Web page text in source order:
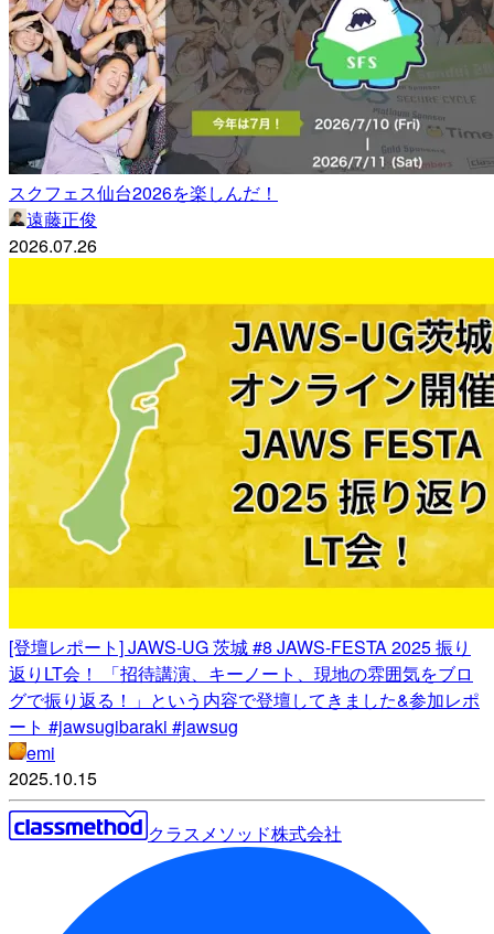
スクフェス仙台2026を楽しんだ！
遠藤正俊
2026.07.26
[登壇レポート] JAWS-UG 茨城 #8 JAWS-FESTA 2025 振り
返りLT会！ 「招待講演、キーノート、現地の雰囲気をブロ
グで振り返る！」という内容で登壇してきました&参加レポ
ート #jawsugibaraki #jawsug
emi
2025.10.15
クラスメソッド株式会社